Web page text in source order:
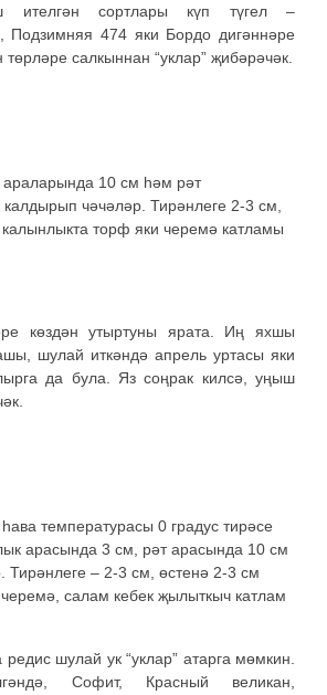
ителгән сортлары күп түгел –
Подзимняя 474 яки Бордо дигәннәре
салкыннан “уклар” җибәрәчәк.
араларында 10 см һәм рәт
чәчәләр. Тирәнлеге 2-3 см,
торф яки черемә катламы
көздән утыртуны ярата. Иң яхшы
шулай иткәндә апрель уртасы яки
да була. Яз соңрак килсә, уңыш
температурасы 0 градус тирәсе
арасында 3 см, рәт арасында 10 см
Тирәнлеге – 2-3 см, өстенә 2-3 см
салам кебек җылыткыч катлам
редис шулай ук “уклар” атарга мөмкин.
Софит, Красный великан,